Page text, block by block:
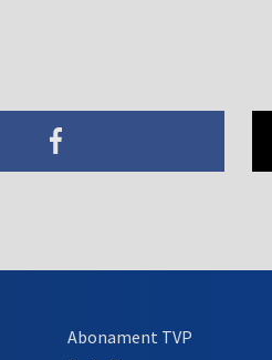
Abonament TVP